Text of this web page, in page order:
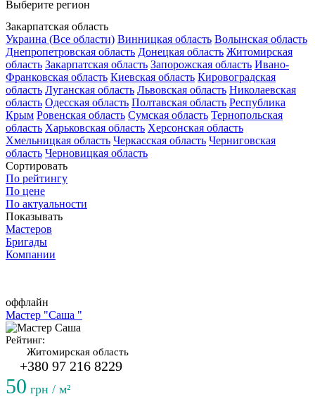
Выберите регион
Закарпатская область
Украина (Все области) Винницкая область Волынская область
Днепропетровская область Донецкая область Житомирская
область Закарпатская область Запорожская область Ивано-
Франковская область Киевская область Кировоградская
область Луганская область Львовская область Николаевская
область Одесская область Полтавская область Республика
Крым Ровенская область Сумская область Тернопольская
область Харьковская область Херсонская область
Хмельницкая область Черкасская область Черниговская
область Черновицкая область
Сортировать
По рейтингу
По цене
По актуальности
Показывать
Мастеров
Бригады
Компании
оффлайн
Мастер "Саша "
Рейтинг:
Житомирская область
+380 97 216 8229
50 грн / м²